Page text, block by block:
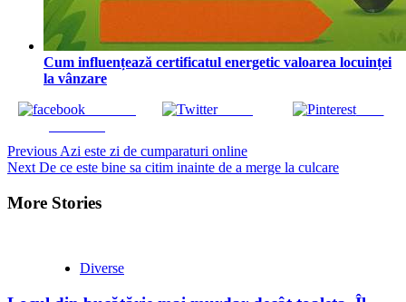
Cum influențează certificatul energetic valoarea locuinței
la vânzare
Tweet Save
Continue
Reading
Previous Azi este zi de cumparaturi online
Next De ce este bine sa citim inainte de a merge la culcare
More Stories
Diverse